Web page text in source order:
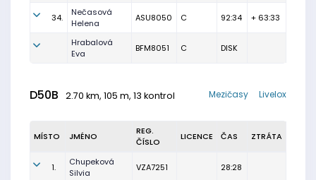
34.
Nečasová
Helena
ASU8050 C 92:34 + 63:33
Hrabalová
Eva
BFM8051 C DISK
D50B 2.70 km, 105 m, 13 kontrol Livelox
Mezičasy
MÍSTO JMÉNO
REG.
ČÍSLO
LICENCE ČAS ZTRÁTA
1.
Chupeková
Silvia
VZA7251 28:28